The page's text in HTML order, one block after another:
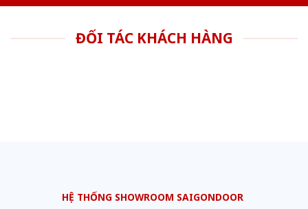
ĐỐI TÁC KHÁCH HÀNG
HỆ THỐNG SHOWROOM SAIGONDOOR